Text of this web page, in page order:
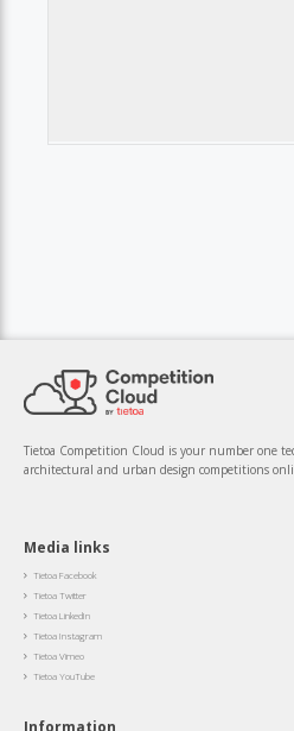
Tietoa Competition Cloud is your number one
architectural and urban design competitions
Media links
 Tietoa Facebook
 Tietoa Twitter
 Tietoa LinkedIn
 Tietoa Instagram
 Tietoa Vimeo
 Tietoa YouTube
Information